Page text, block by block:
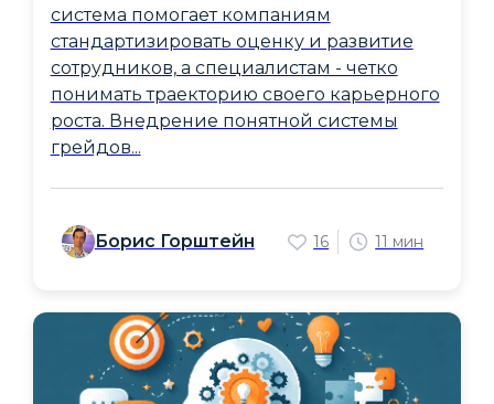
система помогает компаниям
стандартизировать оценку и развитие
сотрудников, а специалистам - четко
понимать траекторию своего карьерного
роста. Внедрение понятной системы
грейдов...
Борис Горштейн 16 11 мин